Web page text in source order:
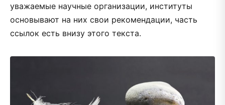
уважаемые научные организации, институты
основывают на них свои рекомендации, часть
ссылок есть внизу этого текста.